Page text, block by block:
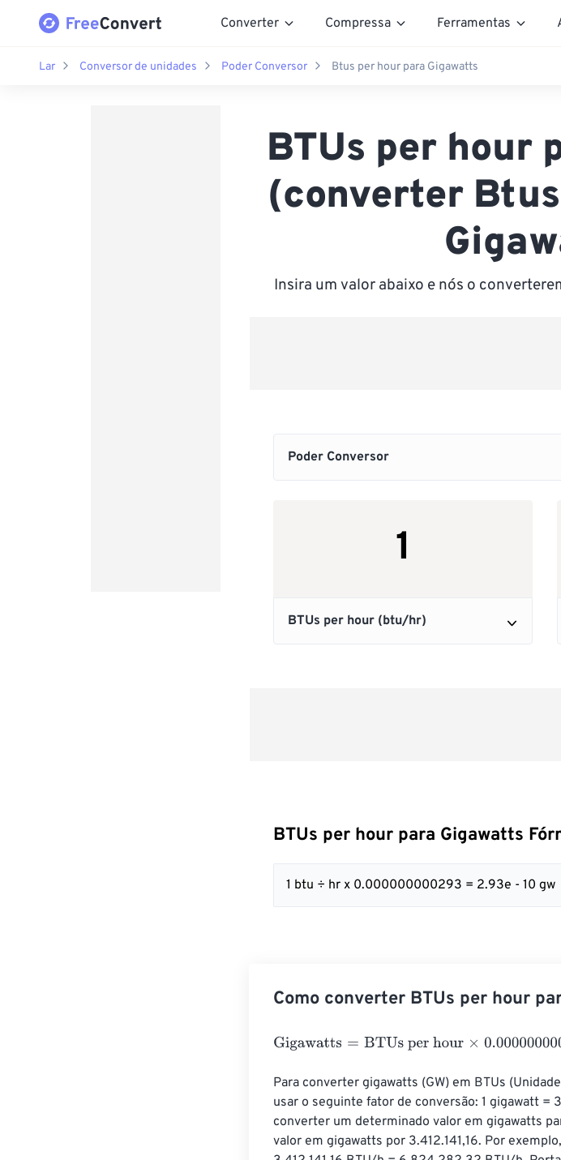
Converter Compressa Ferramentas
Lar Conversor de unidades Poder Conversor Btus per hour para Gigawatts
BTUs per hour
(converter
Insira um valor abaixo e nós o
BTUs per hour para Gigawatts
1 btu ÷ hr x 0.000000000293 = 2.93e - 10 gw
Como converter BTUs per hour
Gigawatts=BTUs per hour× 0.000000000293
Para converter gigawatts (GW) em BTUs
usar o seguinte fator de conversão: 1 gigawatt =
converter um determinado valor em gigawatts
valor em gigawatts por 3.412.141,16. Por